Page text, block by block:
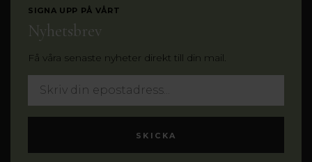
SIGNA UPP PÅ VÅRT
Nyhetsbrev
Få våra senaste nyheter direkt till din mail.